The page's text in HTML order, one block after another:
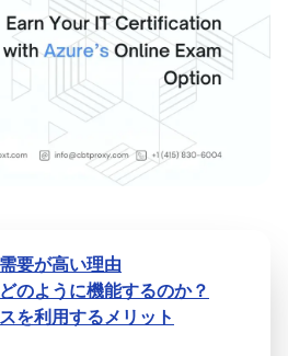
要が高い理由
のように機能するのか？
を利用するメリット